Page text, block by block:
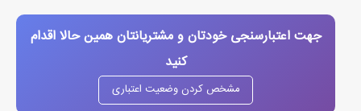
جهت اعتبارسنجی خودتان و مشتریانتان همین حالا اقدام
کنید
مشخص کردن وضعیت اعتباری